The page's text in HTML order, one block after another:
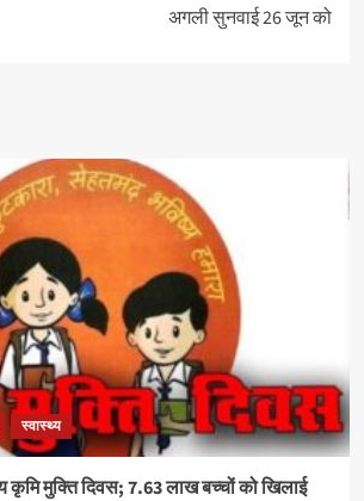
अगली सुनवाई 26 जून को
स्वास्थ्य
कृमि मुक्ति दिवस; 7.63 लाख बच्चों को खिलाई